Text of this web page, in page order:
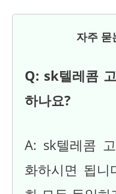
자주 묻
Q: sk텔레콤
하나요?
A: sk텔레콤
화하시면 됩니